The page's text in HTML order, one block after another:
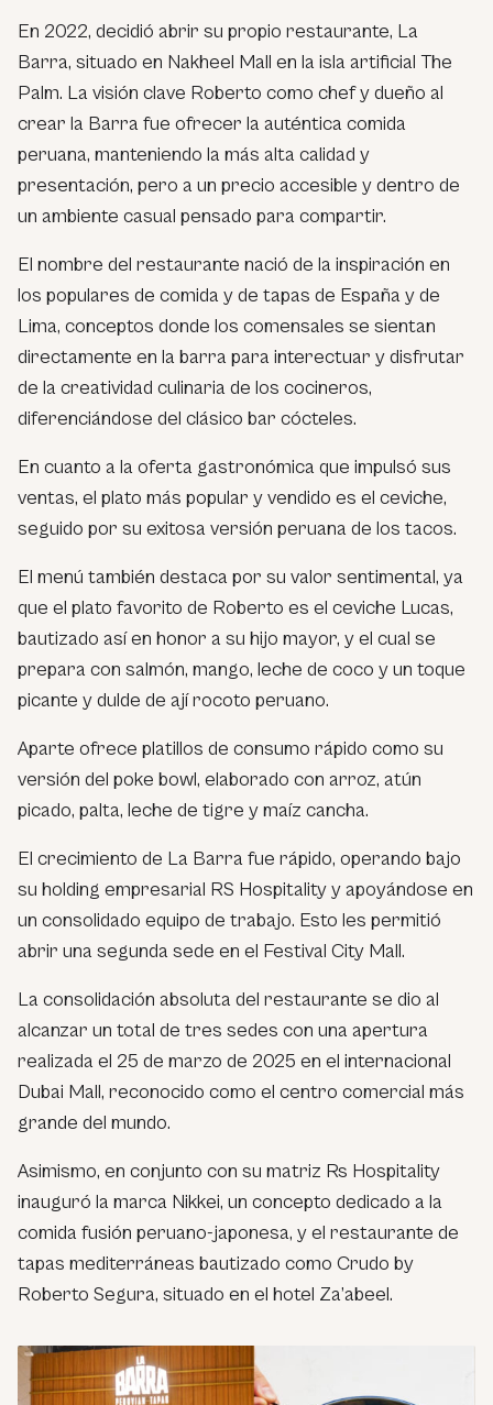
En 2022, decidió abrir su propio restaurante, La
Barra, situado en Nakheel Mall en la isla artificial The
Palm. La visión clave Roberto como chef y dueño al
crear la Barra fue ofrecer la auténtica comida
peruana, manteniendo la más alta calidad y
presentación, pero a un precio accesible y dentro de
un ambiente casual pensado para compartir.
El nombre del restaurante nació de la inspiración en
los populares de comida y de tapas de España y de
Lima, conceptos donde los comensales se sientan
directamente en la barra para interectuar y disfrutar
de la creatividad culinaria de los cocineros,
diferenciándose del clásico bar cócteles.
En cuanto a la oferta gastronómica que impulsó sus
ventas, el plato más popular y vendido es el ceviche,
seguido por su exitosa versión peruana de los tacos.
El menú también destaca por su valor sentimental, ya
que el plato favorito de Roberto es el ceviche Lucas,
bautizado así en honor a su hijo mayor, y el cual se
prepara con salmón, mango, leche de coco y un toque
picante y dulde de ají rocoto peruano.
Aparte ofrece platillos de consumo rápido como su
versión del poke bowl, elaborado con arroz, atún
picado, palta, leche de tigre y maíz cancha.
El crecimiento de La Barra fue rápido, operando bajo
su holding empresarial RS Hospitality y apoyándose en
un consolidado equipo de trabajo. Esto les permitió
abrir una segunda sede en el Festival City Mall.
La consolidación absoluta del restaurante se dio al
alcanzar un total de tres sedes con una apertura
realizada el 25 de marzo de 2025 en el internacional
Dubai Mall, reconocido como el centro comercial más
grande del mundo.
Asimismo, en conjunto con su matriz Rs Hospitality
inauguró la marca Nikkei, un concepto dedicado a la
comida fusión peruano-japonesa, y el restaurante de
tapas mediterráneas bautizado como Crudo by
Roberto Segura, situado en el hotel Za’abeel.